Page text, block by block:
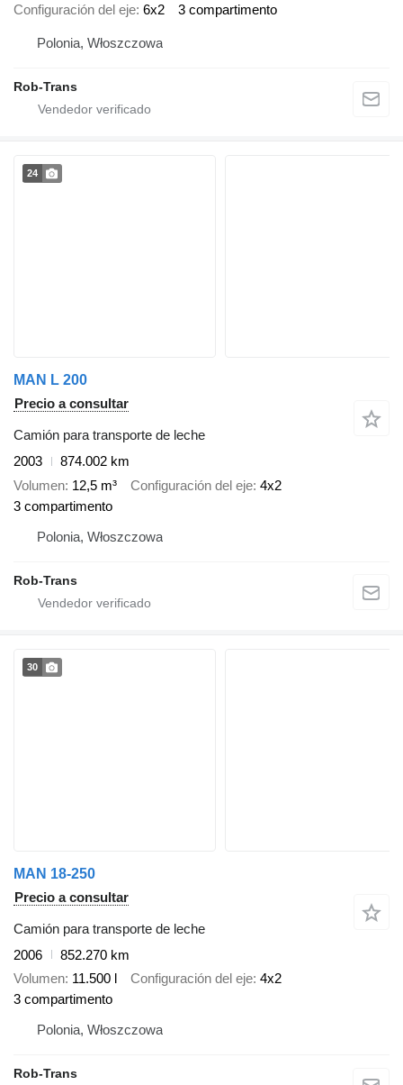
Configuración del eje 6x2 3 compartimento
Polonia, Włoszczowa
Rob-Trans
24
MAN L 200
Precio a consultar
Camión para transporte de leche
2003
874.002 km
Volumen 12,5 m³ Configuración del eje 4x2
3 compartimento
Polonia, Włoszczowa
Rob-Trans
30
MAN 18-250
Precio a consultar
Camión para transporte de leche
2006
852.270 km
Volumen 11.500 l Configuración del eje 4x2
3 compartimento
Polonia, Włoszczowa
Rob-Trans